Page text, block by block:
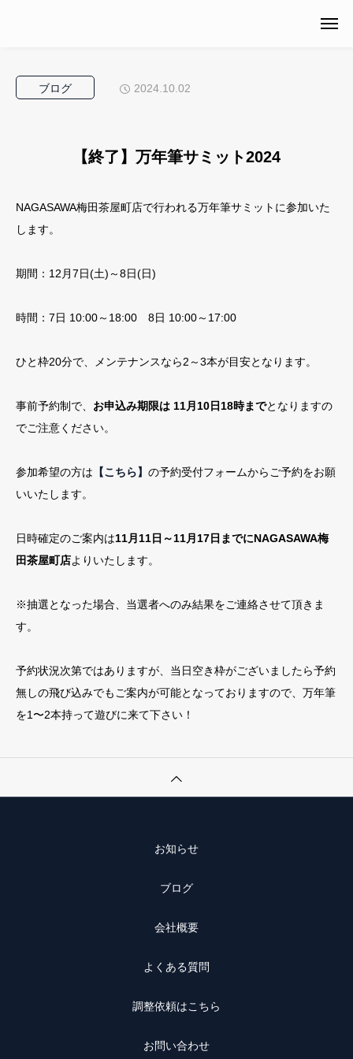
ブログ 2024.10.02
【終了】万年筆サミット2024
NAGASAWA梅田茶屋町店で行われる万年筆サミットに参加いた
します。
期間：12月7日(土)～8日(日)
時間：7日 10:00～18:00 8日 10:00～17:00
ひと枠20分で、メンテナンスなら2～3本が目安となります。
事前予約制で、 お申込み期限は 11月10日18時までとなりますの
でご注意ください。
参加希望の方は 【こちら】 の予約受付フォームからご予約をお願
いいたします。
日時確定のご案内は11月11日～11月17日までにNAGASAWA梅
田茶屋町店よりいたします。
※抽選となった場合、当選者へのみ結果をご連絡させて頂きま
す。
予約状況次第ではありますが、当日空き枠がございましたら予約
無しの飛び込みでもご案内が可能となっておりますので、万年筆
を1〜2本持って遊びに来て下さい！
お知らせ
ブログ
会社概要
よくある質問
調整依頼はこちら
お問い合わせ